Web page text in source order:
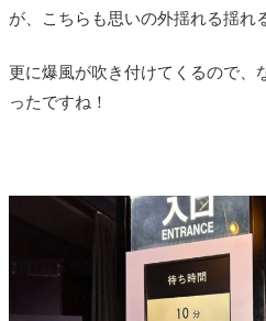
が、こちらも思いの外揺れる揺れ
更に爆風が吹き付けてくるので、
ったですね！